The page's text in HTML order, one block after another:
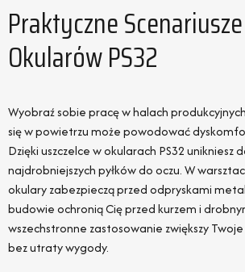
Praktyczne
Okularów PS32
Wyobraź sobie pracę w halach
się w powietrzu może powodować
Dzięki uszczelce w okularach PS32 unikniesz
najdrobniejszych pyłków do oczu. W
okulary zabezpieczą przed odpryskami
budowie ochronią Cię przed kurzem i
wszechstronne zastosowanie zwiększy
bez utraty wygody.